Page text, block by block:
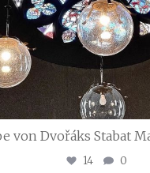
von Dvořáks Stabat
14 0